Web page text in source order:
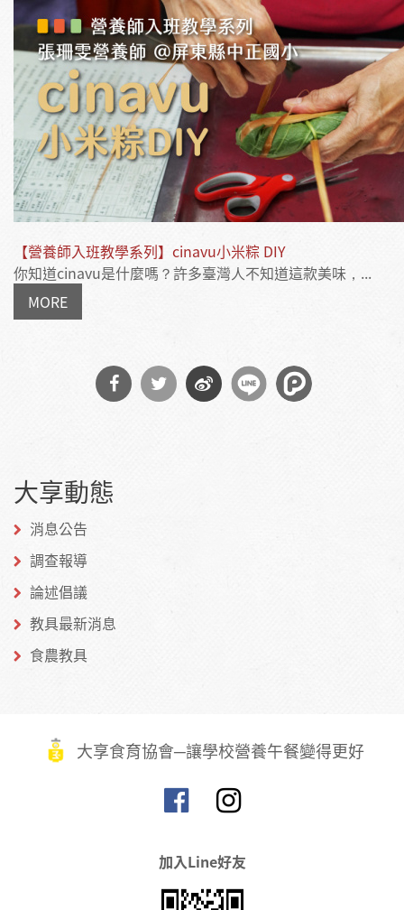
【營養師入班教學系列】cinavu小米粽 DIY
你知道cinavu是什麼嗎？許多臺灣人不知道這款美味，...
MORE
Facebook
大享動態
消息公告
調查報導
論述倡議
教具最新消息
食農教具
大享食育協會─讓學校營養午餐變得更好
加入Line好友